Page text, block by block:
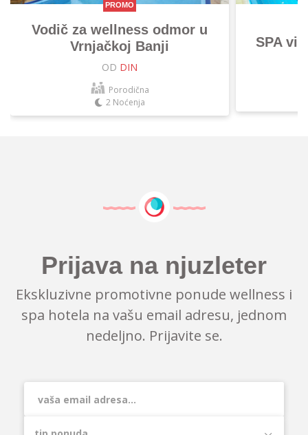
PROMO
Vodič za wellness odmor u
Vrnjačkoj Banji
OD DIN
Porodična
2 Noćenja
SPA
Prijava na njuzleter
Ekskluzivne promotivne ponude wellness i
spa hotela na vašu email adresu, jednom
nedeljno. Prijavite se.